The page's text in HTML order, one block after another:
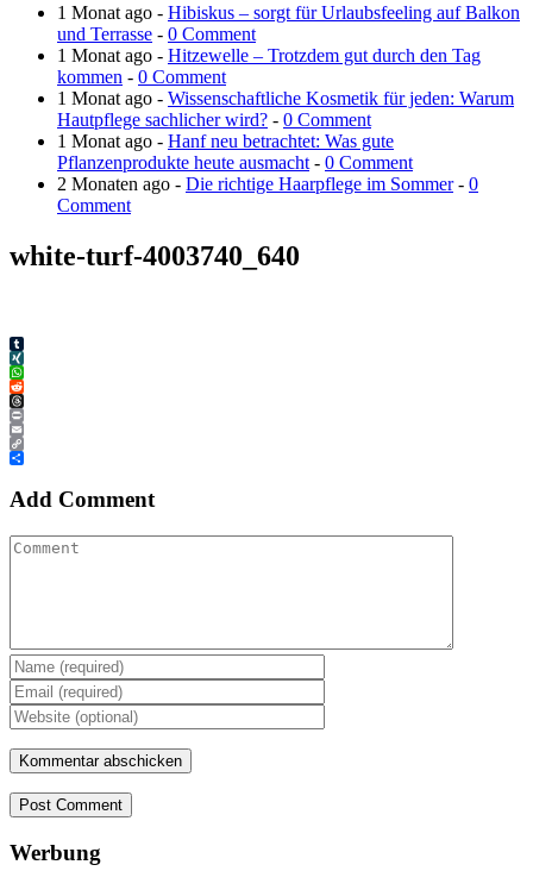
1 Monat ago - Hibiskus – sorgt für Urlaubsfeeling auf Balkon
und Terrasse - 0 Comment
1 Monat ago - Hitzewelle – Trotzdem gut durch den Tag
kommen - 0 Comment
1 Monat ago - Wissenschaftliche Kosmetik für jeden: Warum
Hautpflege sachlicher wird? - 0 Comment
1 Monat ago - Hanf neu betrachtet: Was gute
Pflanzenprodukte heute ausmacht - 0 Comment
2 Monaten ago - Die richtige Haarpflege im Sommer- 0
Comment
white-turf-4003740_640
Tumblr
XING
WhatsApp
Reddit
Threads
Print
Email
Copy
Link
Teilen
Add Comment
Post Comment
Werbung